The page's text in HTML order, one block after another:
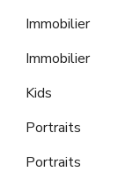
Immobilier
Immobilier
Kids
Portraits
Portraits